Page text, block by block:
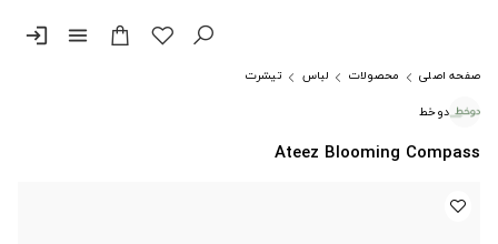
menu
login
صفحه اصلی محصولات لباس
تیشرت
دوخط
Ateez Blooming Compass